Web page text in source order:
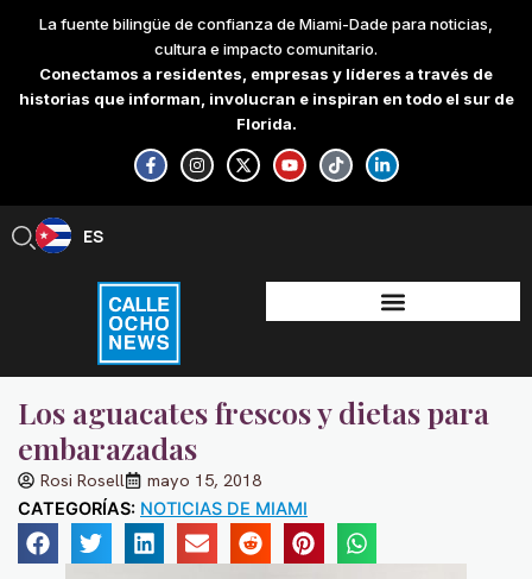
content
La fuente bilingüe de confianza de Miami-Dade para noticias,
cultura e impacto comunitario.
Conectamos a residentes, empresas y líderes a través de
historias que informan, involucran e inspiran en todo el sur de
Florida.
F
a
c
e
-
f
I
n
s
t
X
-
t
w
Y
o
u
t
T
i
k
t
L
i
n
k
-
i
n
ES
EN
Los aguacates frescos y dietas para
embarazadas
Rosi Rosell mayo 15, 2018
CATEGORÍAS: NOTICIAS DE MIAMI